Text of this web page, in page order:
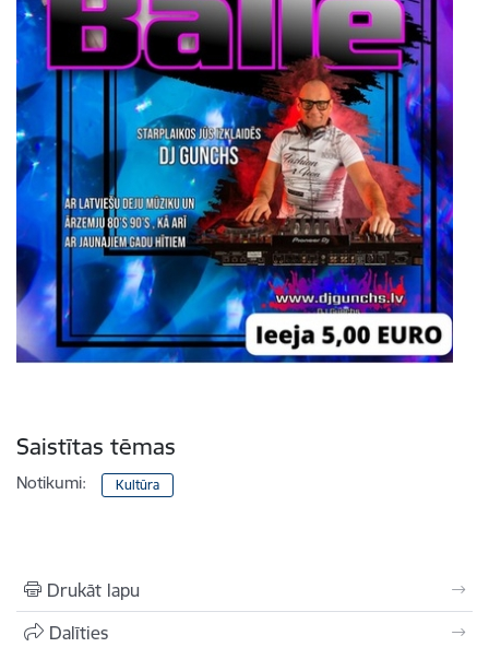
Saistītas tēmas
Notikumi: Kultūra
Drukāt lapu
Dalīties